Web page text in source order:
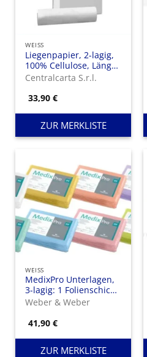
WEISS
Liegenpapier, 2-lagig,
100% Cellulose, Länge
80 m
Centralcarta S.r.l.
33,90€
ZUR MERKLISTE
WEISS
MedixPro Unterlagen,
3-lagig: 1 Folienschicht
und 2 Lagen Papier
Weber & Weber
41,90€
ZUR MERKLISTE